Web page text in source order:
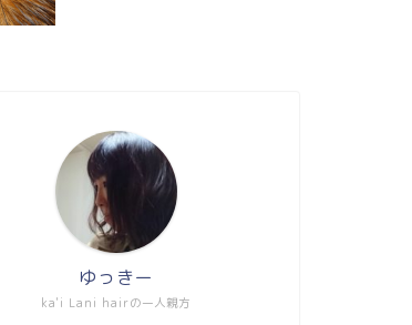
ka'i Lani hairの一人親方
ゆっきー